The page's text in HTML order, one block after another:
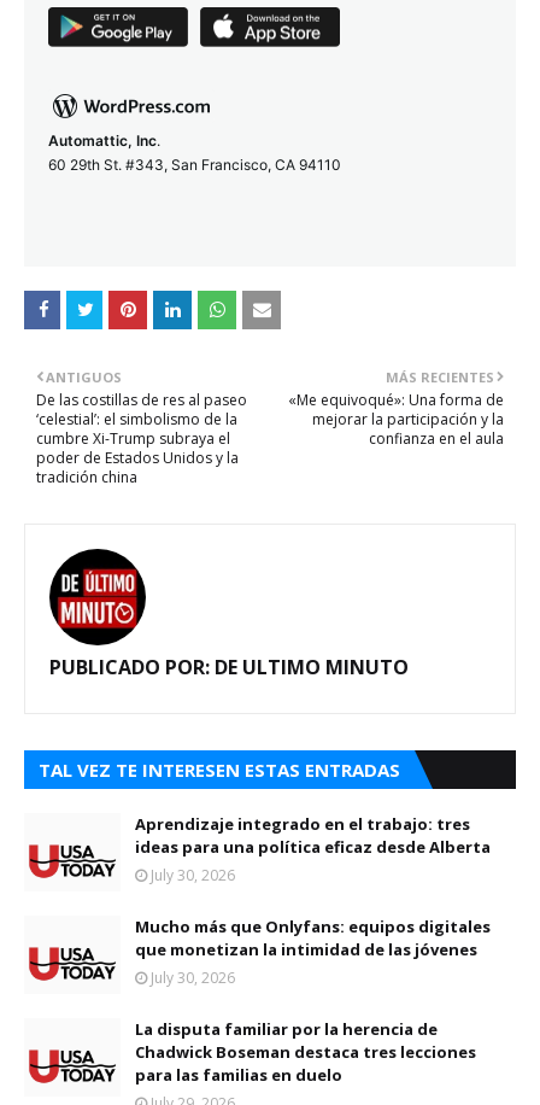
Automattic, Inc.
60 29th St. #343, San Francisco, CA 94110
MÁS RECIENTES
«Me equivoqué»: Una forma de
mejorar la participación y la
confianza en el aula
ANTIGUOS
De las costillas de res al paseo
‘celestial’: el simbolismo de la
cumbre Xi-Trump subraya el
poder de Estados Unidos y la
tradición china
PUBLICADO POR: DE ULTIMO MINUTO
TAL VEZ TE INTERESEN ESTAS ENTRADAS
Aprendizaje integrado en el trabajo: tres
ideas para una política eficaz desde Alberta
July 30, 2026
Mucho más que Onlyfans: equipos digitales
que monetizan la intimidad de las jóvenes
July 30, 2026
La disputa familiar por la herencia de
Chadwick Boseman destaca tres lecciones
para las familias en duelo